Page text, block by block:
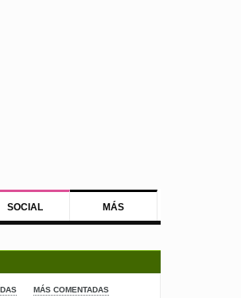
SOCIAL MÁS
MÁS COMENTADAS